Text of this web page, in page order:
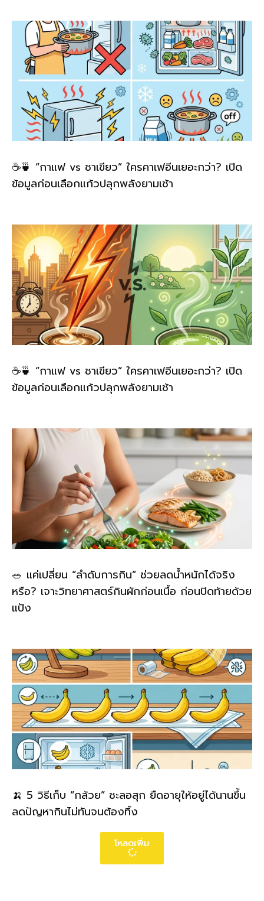
k
☕🍵 “กาแฟ vs ชาเขียว” ใครคาเฟอีนเยอะกว่า? เปิด
ข้อมูลก่อนเลือกแก้วปลุกพลังยามเช้า
☕🍵 “กาแฟ vs ชาเขียว” ใครคาเฟอีนเยอะกว่า? เปิด
ข้อมูลก่อนเลือกแก้วปลุกพลังยามเช้า
🥗 แค่เปลี่ยน “ลำดับการกิน” ช่วยลดน้ำหนักได้จริง
หรือ? เจาะวิทยาศาสตร์กินผักก่อนเนื้อ ก่อนปิดท้ายด้วย
แป้ง
🍌 5 วิธีเก็บ “กล้วย” ชะลอสุก ยืดอายุให้อยู่ได้นานขึ้น
ลดปัญหากินไม่ทันจนต้องทิ้ง
โหลดเพิ่ม